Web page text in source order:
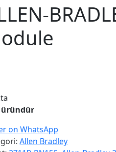
üründür
on WhatsApp
Allen Bradley